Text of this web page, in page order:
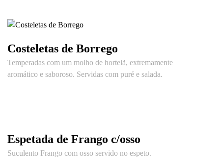
Costeletas de Borrego
Temperadas com um molho de hortelã, extremamente
aromático e saboroso. Servidas com puré e salada.
Espetada de Frango c/osso
Suculento Frango com osso servido no espeto.